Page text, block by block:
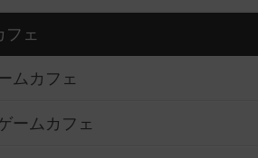
フェ
ムカフェ
ームカフェ